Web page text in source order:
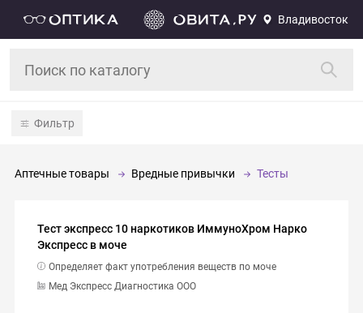
Владивосток
Аптечные товары Вредные привычки Тесты
Фильтр
Тест экспресс 10 наркотиков ИммуноХром Нарко
Экспресс в моче
Мед Экспресс Диагностика ООО
Определяет факт употребления веществ по моче